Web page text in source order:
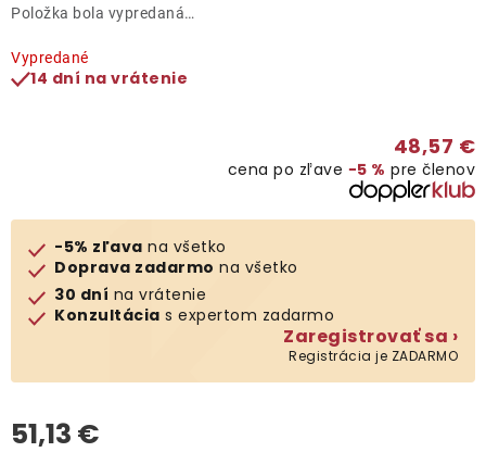
Predávané značky
Klub výhod
Kontakty
Položka bola vypredaná…
Vypredané
14 dní na vrátenie
48,57 €
cena po zľave −5 % pre členov
-5% zľava na všetko
Doprava zadarmo na všetko
30 dní na vrátenie
Konzultácia s expertom zadarmo
Zaregistrovať sa ›
Registrácia je ZADARMO
51,13 €